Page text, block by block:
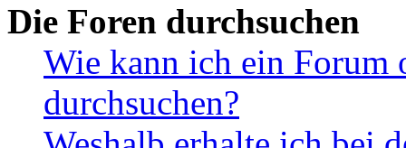
Die Foren durchsuchen
Wie kann ich ein Forum
durchsuchen?